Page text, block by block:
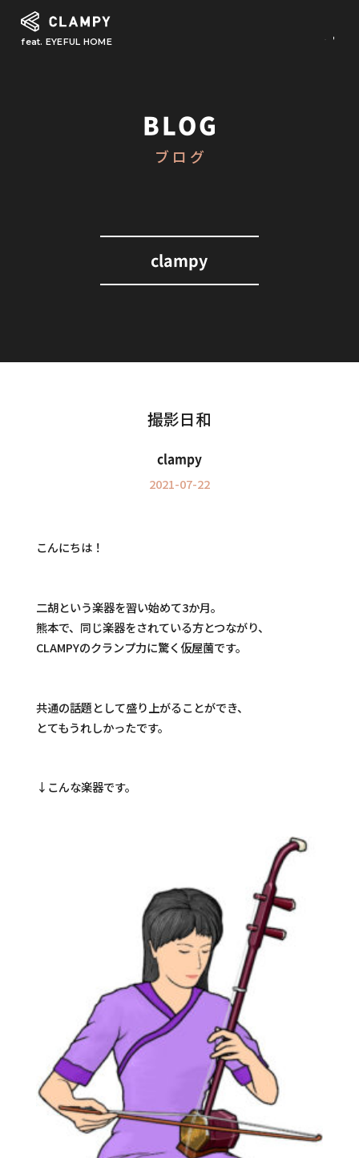
feat. EYEFUL HOME
Our Works
Information
BLOG
ブログ
clampy
撮影日和
clampy
2021-07-22
こんにちは！
二胡という楽器を習い始めて3か月。
熊本で、同じ楽器をされている方とつながり、
CLAMPYのクランプ力に驚く仮屋薗です。
共通の話題として盛り上がることができ、
とてもうれしかったです。
↓こんな楽器です。